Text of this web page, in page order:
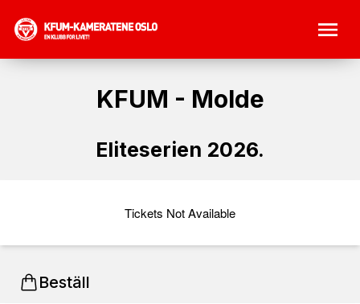
KFUM - Molde
Eliteserien 2026.
Tickets Not Available
Beställ